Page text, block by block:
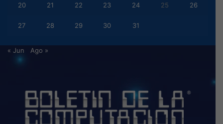
20 21 22 23 24 25 26
27 28 29 30 31
« Jun Ago »